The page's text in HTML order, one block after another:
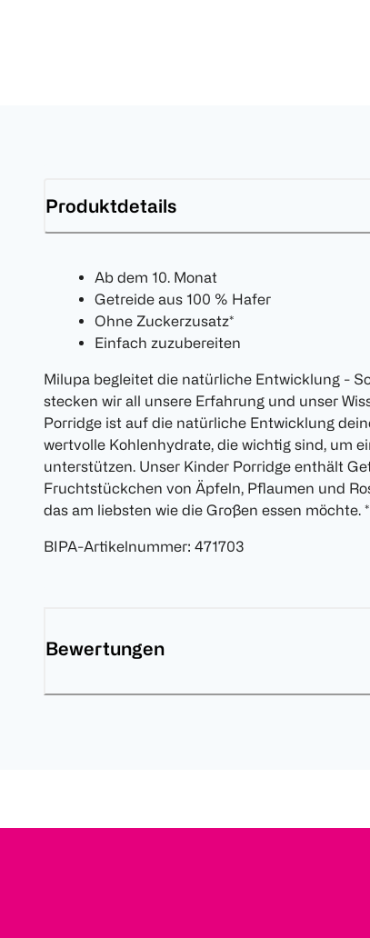
Produktdetails
Ab dem 10. Monat
Getreide aus 100 % Hafer
Ohne Zuckerzusatz*
Einfach zuzubereiten
Milupa begleitet die natürliche Entwicklung -
stecken wir all unsere Erfahrung und unser
Porridge ist auf die natürliche Entwicklung
wertvolle Kohlenhydrate, die wichtig sind, um
unterstützen. Unser Kinder Porridge enthält
Fruchtstückchen von Äpfeln, Pflaumen und
das am liebsten wie die Großen essen
BIPA-Artikelnummer: 471703
Bewertungen